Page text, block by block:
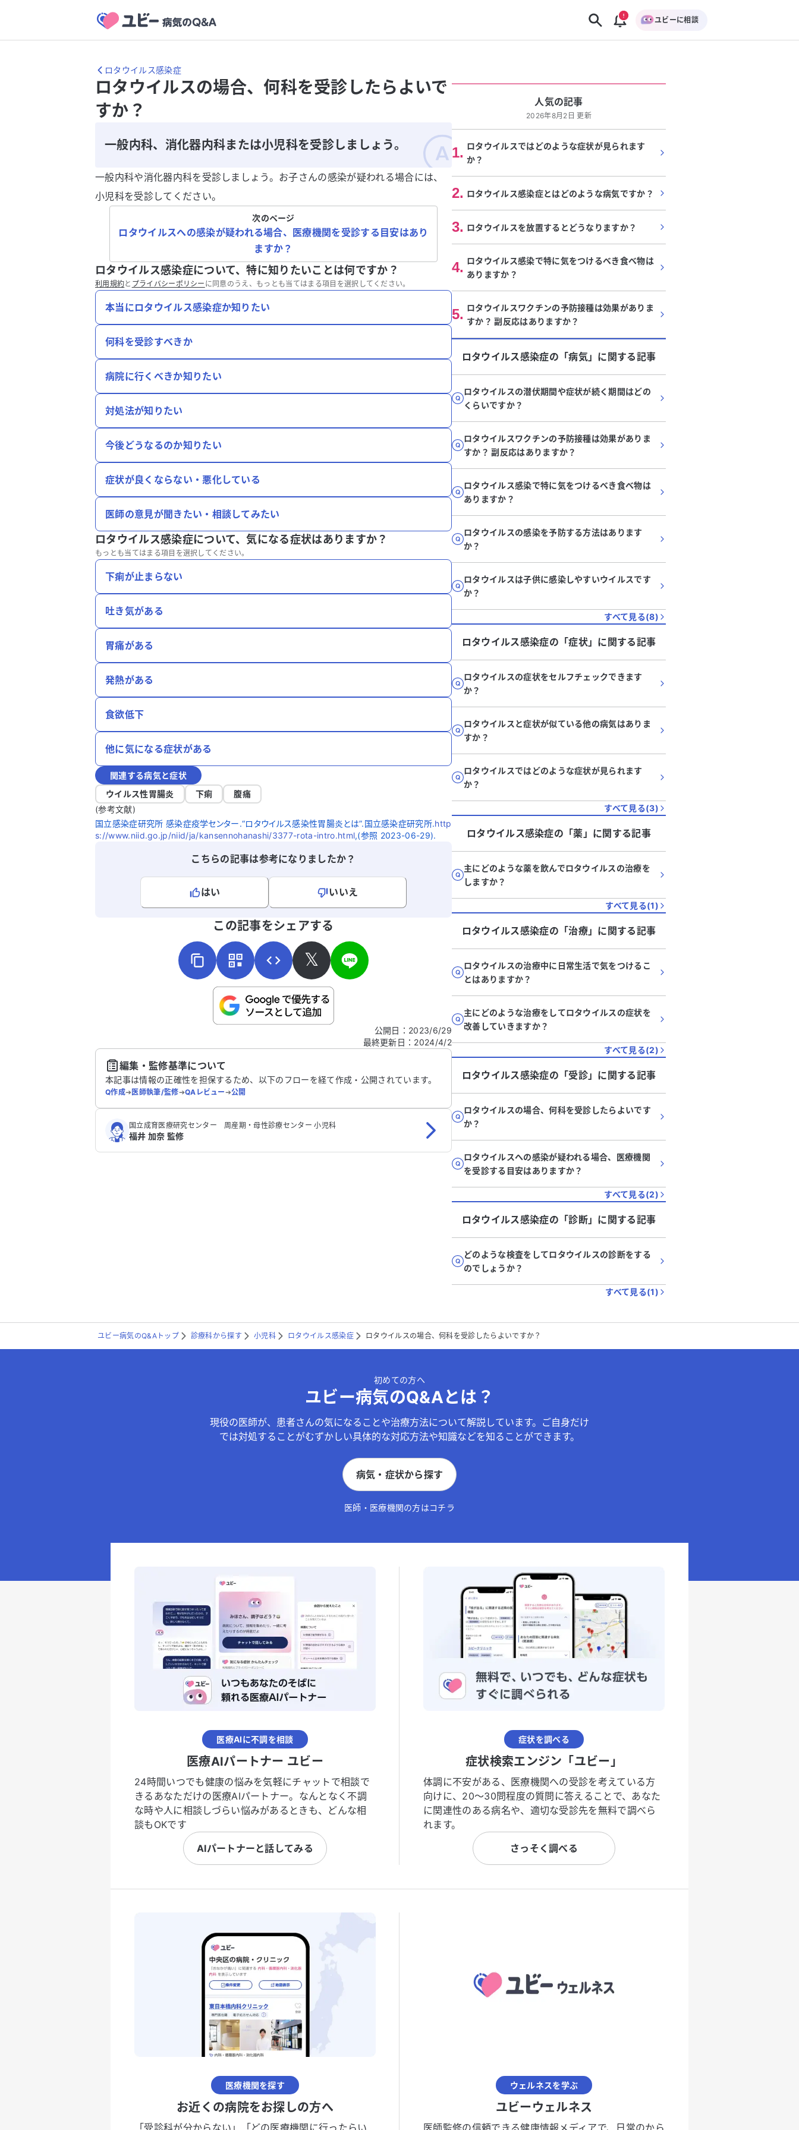
ユビーに相談
ロタウイルス感染症
ロタウイルスの場合、何科を受診したらよいで
すか？
一般内科、消化器内科または小児科を受診しましょう。
一般内科や消化器内科を受診しましょう。お子さんの感染が疑われる場合には、
小児科を受診してください。
次のページ
ロタウイルスへの感染が疑われる場合、医療機関を受診する目安はあり
ますか？
ロタウイルス感染症について、特に知りたいことは何ですか？
利用規約と プライバシーポリシー に同意のうえ、もっとも当てはまる項目を選択してください。
本当にロタウイルス感染症か知りたい
何科を受診すべきか
病院に行くべきか知りたい
対処法が知りたい
今後どうなるのか知りたい
症状が良くならない・悪化している
医師の意見が聞きたい・相談してみたい
ロタウイルス感染症について、気になる症状はありますか？
もっとも当てはまる項目を選択してください。
下痢が止まらない
吐き気がある
胃痛がある
発熱がある
食欲低下
他に気になる症状がある
関連する病気と症状
ウイルス性胃腸炎
下痢
腹痛
(参考文献)
国立感染症研究所 感染症疫学センター.“ロタウイルス感染性胃腸炎とは”.国立感染症研究所.http
s://www.niid.go.jp/niid/ja/kansennohanashi/3377-rota-intro.html,(参照 2023-06-29).
こちらの記事は参考になりましたか？
はい
いいえ
こちらは送信専用のフォームです。氏名やご自身の病気の詳細などの個人情報は入れないでくだ
この記事をシェアする
𝕏
公開日 ： 2023/6/29
最終更新日 ： 2024/4/2
編集・監修基準について
本記事は情報の正確性を担保するため、以下のフローを経て作成・公開されています。
Q作成➔医師執筆/監修➔QAレビュー➔公開
国立成育医療研究センター 周産期・母性診療センター 小児科
福井 加奈 監修
人気の記事
2026年8月2日 更新
1. ロタウイルスではどのような症状が見られます
か？
2. ロタウイルス感染症とはどのような病気ですか？
3. ロタウイルスを放置するとどうなりますか？
4. ロタウイルス感染で特に気をつけるべき食べ物は
ありますか？
5. ロタウイルスワクチンの予防接種は効果がありま
すか？ 副反応はありますか？
ロタウイルス感染症の「病気」に関する記事
ロタウイルスの潜伏期間や症状が続く期間はどの
くらいですか？
ロタウイルスワクチンの予防接種は効果がありま
すか？ 副反応はありますか？
ロタウイルス感染で特に気をつけるべき食べ物は
ありますか？
ロタウイルスの感染を予防する方法はあります
か？
ロタウイルスは子供に感染しやすいウイルスです
か？
すべて見る(8)
ロタウイルス感染症の「症状」に関する記事
ロタウイルスの症状をセルフチェックできます
か？
ロタウイルスと症状が似ている他の病気はありま
すか？
ロタウイルスではどのような症状が見られます
か？
すべて見る(3)
ロタウイルス感染症の「薬 」に関する記事
主にどのような薬を飲んでロタウイルスの治療を
しますか？
すべて見る(1)
ロタウイルス感染症の「治療」に関する記事
ロタウイルスの治療中に日常生活で気をつけるこ
とはありますか？
主にどのような治療をしてロタウイルスの症状を
改善していきますか？
すべて見る(2)
ロタウイルス感染症の「受診」に関する記事
ロタウイルスの場合、何科を受診したらよいです
か？
ロタウイルスへの感染が疑われる場合、医療機関
を受診する目安はありますか？
すべて見る(2)
ロタウイルス感染症の「診断」に関する記事
どのような検査をしてロタウイルスの診断をする
のでしょうか？
すべて見る(1)
ユビー病気のQ&Aトップ 診療科から探す 小児科 ロタウイルス感染症 ロタウイルスの場合、何科を受診したらよいですか？
初めての方へ
ユビー病気のQ&Aとは？
現役の医師が、患者さんの気になることや治療方法について解説しています。ご自身だけ
では対処することがむずかしい具体的な対応方法や知識などを知ることができます。
病気・症状から探す
医師・医療機関の方はコチラ
医療AIに不調を相談
医療AIパートナー ユビー
24時間いつでも健康の悩みを気軽にチャットで相談で
きるあなただけの医療AIパートナー。なんとなく不調
な時や人に相談しづらい悩みがあるときも、どんな相
談もOKです
AIパートナーと話してみる
症状を調べる
症状検索エンジン「ユビー」
体調に不安がある、医療機関への受診を考えている方
向けに、20〜30問程度の質問に答えることで、あなた
に関連性のある病名や、適切な受診先を無料で調べら
れます。
さっそく調べる
医療機関を探す
お近くの病院をお探しの方へ
「受診科が分からない」「どの医療機関に行ったらい
ウェルネスを学ぶ
ユビーウェルネス
医師監修の信頼できる健康情報メディアで、日常のから